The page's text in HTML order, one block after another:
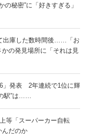
秘密”に「好きすぎる」
出庫した数時間後……「お
の発見場所に「それは見
」発表 2年連続で1位に輝
駅”は……
等「スーパーカー自転
んだのか